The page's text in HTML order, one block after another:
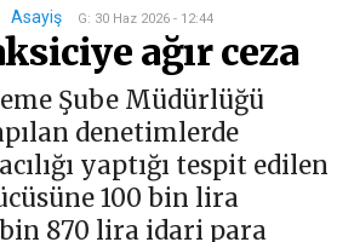
Asayiş G: 30 Haz 2026 - 12:44
ağır ceza
Şube Müdürlüğü
denetimlerde
yaptığı tespit edilen
100 bin lira
870 lira idari para